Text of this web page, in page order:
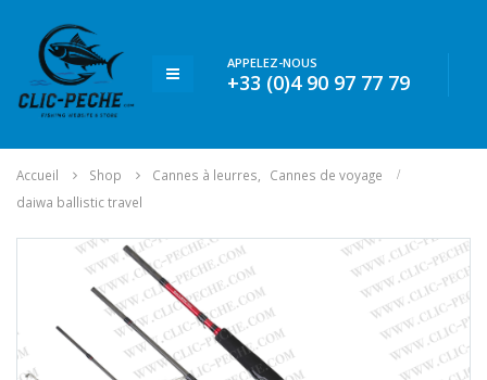
APPELEZ-NOUS
+33 (0)4 90 97 77 79
Accueil Shop Cannes à leurres
Cannes de voyage
daiwa ballistic travel